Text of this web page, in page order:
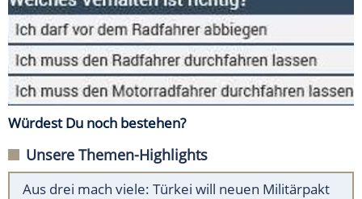
Würdest Du noch bestehen?
Unsere Themen-Highlights
Aus drei mach viele: Türkei will neuen Militärpakt